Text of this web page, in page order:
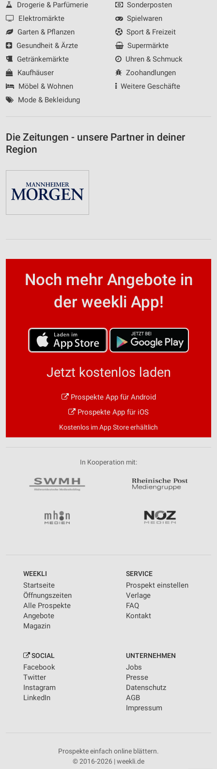
Drogerie & Parfümerie
Elektromärkte
Garten & Pflanzen
Gesundheit & Ärzte
Getränkemärkte
Kaufhäuser
Möbel & Wohnen
Mode & Bekleidung
Sonderposten
Spielwaren
Sport & Freizeit
Supermärkte
Uhren & Schmuck
Zoohandlungen
Weitere Geschäfte
Die Zeitungen - unsere Partner in deiner
Region
Noch mehr Angebote in
der weekli App!
Jetzt kostenlos laden
Prospekte App für Android
Prospekte App für iOS
Kostenlos im App Store erhältlich
In Kooperation mit:
WEEKLI
Startseite
Öffnungszeiten
Alle Prospekte
Angebote
Magazin
SERVICE
Prospekt einstellen
Verlage
FAQ
Kontakt
SOCIAL
Facebook
Twitter
Instagram
LinkedIn
UNTERNEHMEN
Jobs
Presse
Datenschutz
AGB
Impressum
Prospekte einfach online blättern.
© 2016-2026 | weekli.de